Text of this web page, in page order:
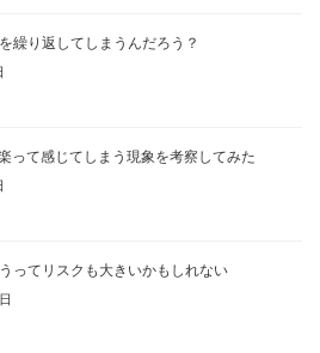
繰り返してしまうんだろう？
って感じてしまう現象を考察してみた
ってリスクも大きいかもしれない